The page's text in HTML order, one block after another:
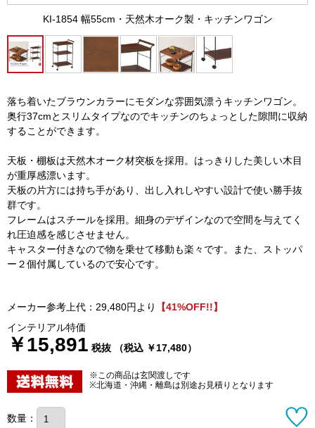
KI-1854 幅55cm・天然木オーク製・キッチンワゴン
落ち着いたブラウンカラーにモダンな雰囲気漂うキッチンワゴン。
奥行37cmとスリムタイプなのでキッチンのちょっとした隙間に収納
することができます。
天板・棚板は天然木オーク材突板を採用。はっきりした美しい木目
が重厚感漂います。
天板の片方には持ち手があり、出し入れしやすい設計で使い勝手抜
群です。
フレームはスチールを採用。細身のデザインなので空間を与えてく
れ圧迫感を感じさせません。
キャスター付きなので物を乗せて移動も楽々です。また、ストッパ
ー２個付属しているので安心です。
メーカー参考上代：29,480円より
【41%OFF!!】
インテリアル特価
￥15,891 税抜 （税込 ￥17,480）
※この商品は玄関渡しです
※北海道・沖縄・離島は別途お見積りとなります
数量：